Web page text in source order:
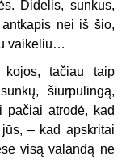
Didelis, sunkus,
nei iš šio,
vaikeliu…
tačiau taip
šiurpulingą,
pačiai atrodė, kad
– kad apskritai
visą valandą nė